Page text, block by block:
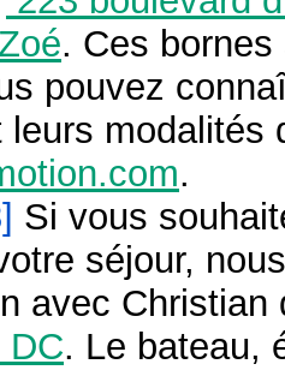
. Ces
pouvez
leurs
.
Si vous
séjour,
avec
DC. Le bateau,